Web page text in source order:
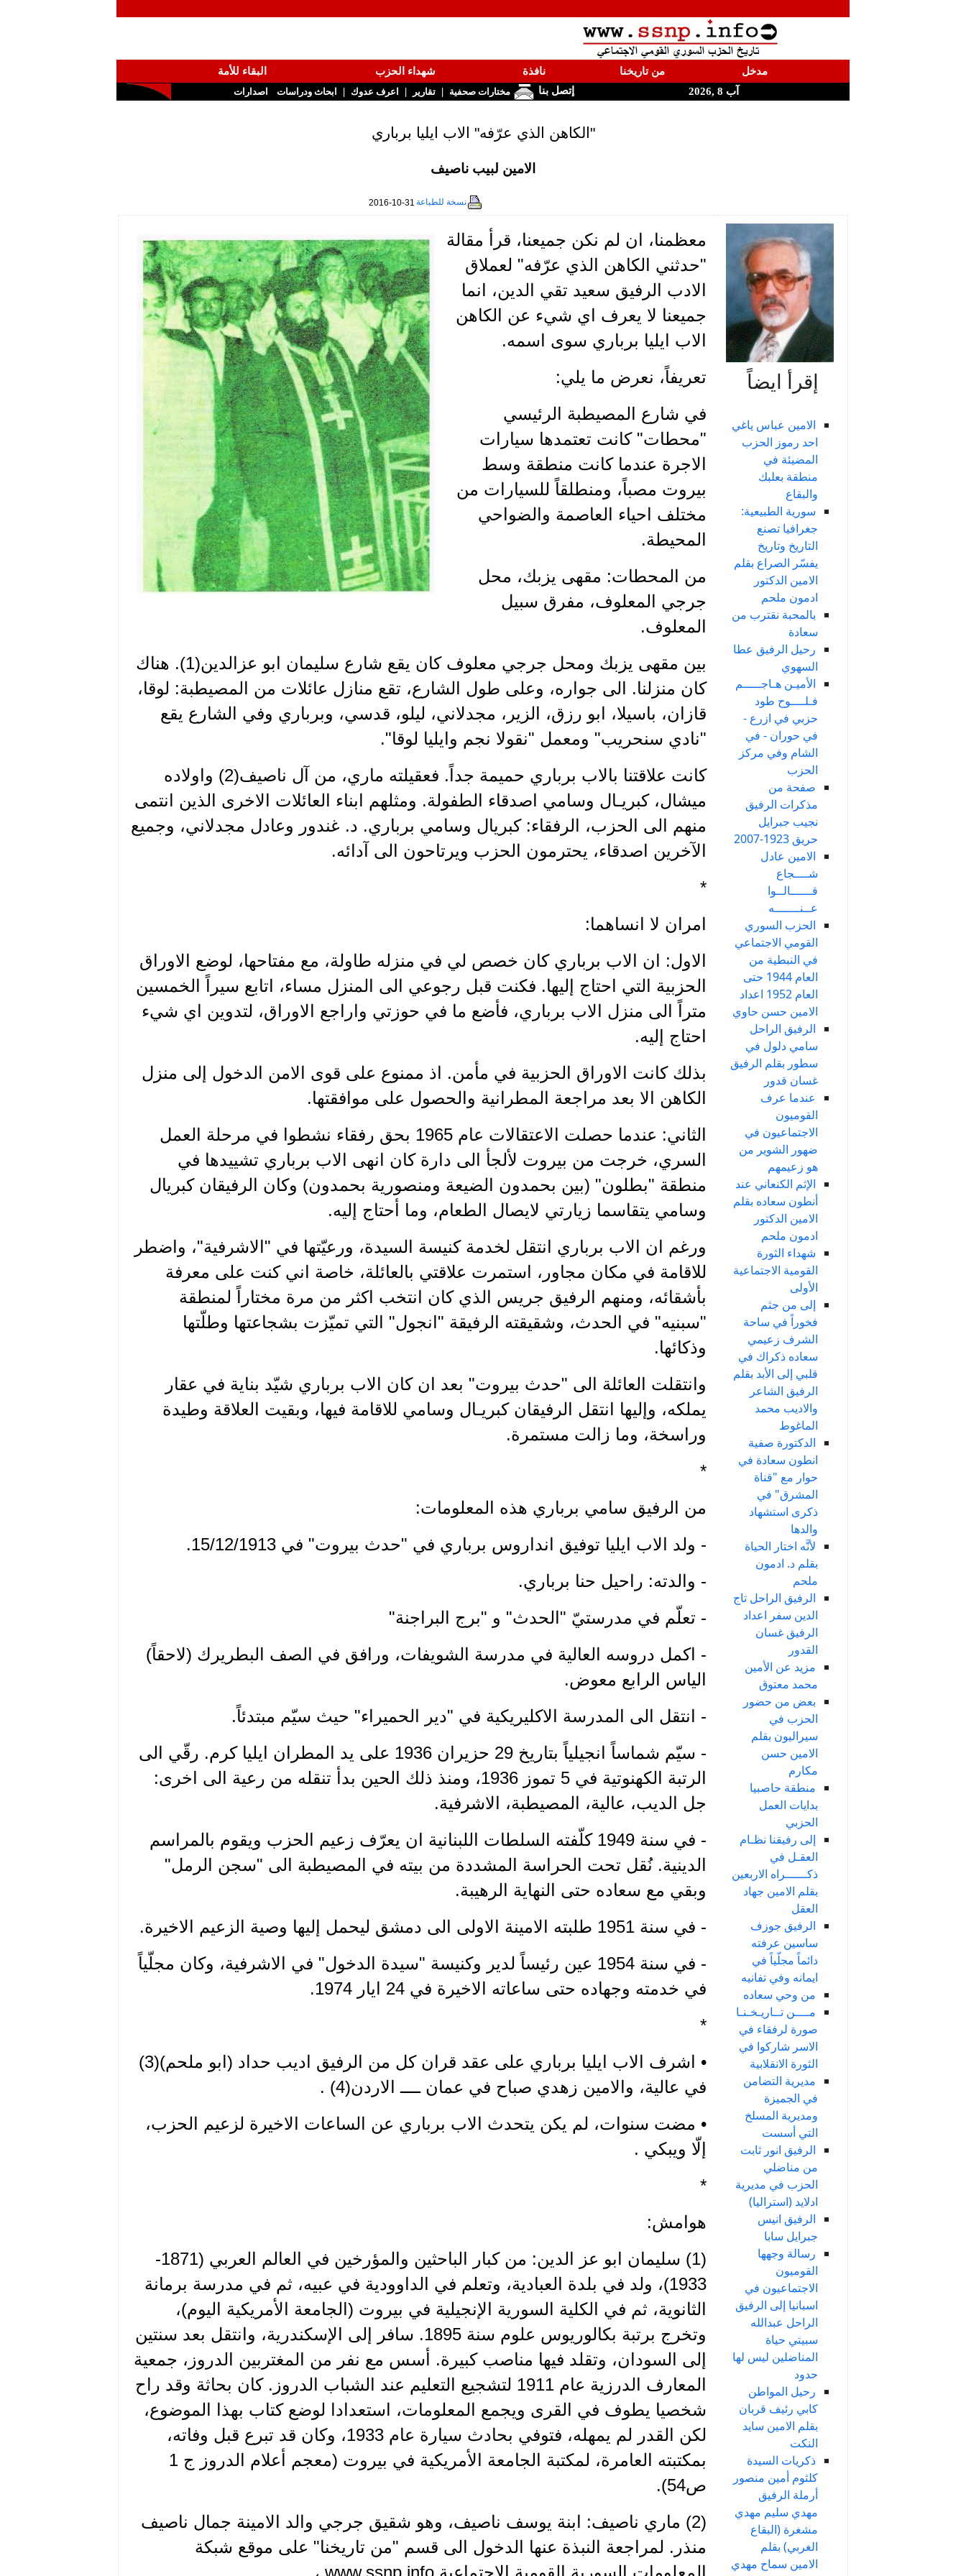
مدخل من تاريخنا نافذة شهداء الحزب
البقاء للأمة
آب 8 ,2026
إتصل بنا مختارات صحفية | تقارير | اعرف عدوك | ابحاث ودراسات اصدارات
"الكاهن الذي عرّفه" الاب ايليا برباري
الامين لبيب ناصيف
نسخة للطباعة 2016-10-31
إقرأ ايضاً
الامين عباس ياغي
احد رموز الحزب
المضيئة في
منطقة بعلبك
والبقاع
سورية الطبيعية:
جغرافيا تصنع
التاريخ وتاريخ
يفسّر الصراع بقلم
الامين الدكتور
ادمون ملحم
بالمحبة نقترب من
سعادة
رحيل الرفيق عطا
السهوي
الأميـن هـاجـــــم
فـلــــوح طود
حزبي في ازرع -
في حوران - في
الشام وفي مركز
الحزب
صفحة من
مذكرات الرفيق
نجيب جبرايل
حريق 1923-2007
الامين عادل
شــــجاع
قــــــالــوا
عــنـــــــه
الحزب السوري
القومي الاجتماعي
في النبطية من
العام 1944 حتى
العام 1952 اعداد
الامين حسن حاوي
الرفيق الراحل
سامي دلول في
سطور بقلم الرفيق
غسان قدور
عندما عرف
القوميون
الاجتماعيون في
ضهور الشوير من
هو زعيمهم
الإثم الكنعاني عند
أنطون سعاده بقلم
الامين الدكتور
ادمون ملحم
شهداء الثورة
القومية الاجتماعية
الأولى
إلى من جثم
فخوراً في ساحة
الشرف زعيمي
سعاده ذكراك في
قلبي إلى الأبد بقلم
الرفيق الشاعر
والاديب محمد
الماغوط
الدكتورة صفية
انطون سعادة في
حوار مع "قناة
المشرق" في
ذكرى استشهاد
والدها
لأنَّه اختار الحياة
بقلم د. ادمون
ملحم
الرفيق الراحل تاج
الدين سفر اعداد
الرفيق غسان
القدور
مزيد عن الأمين
محمد معتوق
بعض من حضور
الحزب في
سيراليون بقلم
الامين حسن
مكارم
منطقة حاصبيا
بدايات العمل
الحزبي
إلى رفيقنا نظـام
العقـل في
ذكــــــراه الاربعين
بقلم الامين جهاد
العقل
الرفيق جوزف
ساسين عرفته
دائماً مجلّياً في
ايمانه وفي تفانيه
من وحي سعاده
مــــن تــاريـخـنـا
صورة لرفقاء في
الاسر شاركوا في
الثورة الانقلابية
مديرية التضامن
في الجميزة
ومديرية المسلخ
التي أسست
الرفيق انور ثابت
من مناضلي
الحزب في مديرية
ادلايد (استراليا)
الرفيق انيس
جبرايل سابا
رسالة وجهها
القوميون
الاجتماعيون في
اسبانيا إلى الرفيق
الراحل عبدالله
سبيتي حياة
المناضلين ليس لها
حدود
رحيل المواطن
كابي رئيف قربان
بقلم الامين سايد
النكت
ذكريات السيدة
كلثوم أمين منصور
أرملة الرفيق
مهدي سليم مهدي
مشغرة (البقاع
الغربي) بقلم
الامين سماح مهدي
معظمنا، ان لم نكن جميعنا، قرأ مقالة
"حدثني الكاهن الذي عرّفه" لعملاق
الادب الرفيق سعيد تقي الدين، انما
جميعنا لا يعرف اي شيء عن الكاهن
الاب ايليا برباري سوى اسمه.
تعريفاً، نعرض ما يلي:
في شارع المصيطبة الرئيسي
"محطات" كانت تعتمدها سيارات
الاجرة عندما كانت منطقة وسط
بيروت مصباً، ومنطلقاً للسيارات من
مختلف احياء العاصمة والضواحي
المحيطة.
من المحطات: مقهى يزبك، محل
جرجي المعلوف، مفرق سبيل
المعلوف.
بين مقهى يزبك ومحل جرجي معلوف كان يقع شارع سليمان ابو عزالدين(1). هناك
كان منزلنا. الى جواره، وعلى طول الشارع، تقع منازل عائلات من المصيطبة: لوقا،
قازان، باسيلا، ابو رزق، الزير، مجدلاني، ليلو، قدسي، وبرباري وفي الشارع يقع
"نادي سنحريب" ومعمل "نقولا نجم وايليا لوقا".
كانت علاقتنا بالاب برباري حميمة جداً. فعقيلته ماري، من آل ناصيف(2) واولاده
ميشال، كبريـال وسامي اصدقاء الطفولة. ومثلهم ابناء العائلات الاخرى الذين انتمى
منهم الى الحزب، الرفقاء: كبريال وسامي برباري. د. غندور وعادل مجدلاني، وجميع
الآخرين اصدقاء، يحترمون الحزب ويرتاحون الى آدائه.
*
امران لا انساهما:
الاول: ان الاب برباري كان خصص لي في منزله طاولة، مع مفتاحها، لوضع الاوراق
الحزبية التي احتاج إليها. فكنت قبل رجوعي الى المنزل مساء، اتابع سيراً الخمسين
متراً الى منزل الاب برباري، فأضع ما في حوزتي واراجع الاوراق، لتدوين اي شيء
احتاج إليه.
بذلك كانت الاوراق الحزبية في مأمن. اذ ممنوع على قوى الامن الدخول إلى منزل
الكاهن الا بعد مراجعة المطرانية والحصول على موافقتها.
الثاني: عندما حصلت الاعتقالات عام 1965 بحق رفقاء نشطوا في مرحلة العمل
السري، خرجت من بيروت لألجأ الى دارة كان انهى الاب برباري تشييدها في
منطقة "بطلون" (بين بحمدون الضيعة ومنصورية بحمدون) وكان الرفيقان كبريال
وسامي يتقاسما زيارتي لايصال الطعام، وما أحتاج إليه.
ورغم ان الاب برباري انتقل لخدمة كنيسة السيدة، ورعيّتها في "الاشرفية"، واضطر
للاقامة في مكان مجاور، استمرت علاقتي بالعائلة، خاصة اني كنت على معرفة
بأشقائه، ومنهم الرفيق جريس الذي كان انتخب اكثر من مرة مختاراً لمنطقة
"سبنيه" في الحدث، وشقيقته الرفيقة "انجول" التي تميّزت بشجاعتها وطلّتها
وذكائها.
وانتقلت العائلة الى "حدث بيروت" بعد ان كان الاب برباري شيّد بناية في عقار
يملكه، وإليها انتقل الرفيقان كبريـال وسامي للاقامة فيها، وبقيت العلاقة وطيدة
وراسخة، وما زالت مستمرة.
*
من الرفيق سامي برباري هذه المعلومات:
- ولد الاب ايليا توفيق انداروس برباري في "حدث بيروت" في 15/12/1913.
- والدته: راحيل حنا برباري.
- تعلّم في مدرستيّ "الحدث" و "برج البراجنة"
- اكمل دروسه العالية في مدرسة الشويفات، ورافق في الصف البطريرك (لاحقاً)
الياس الرابع معوض.
- انتقل الى المدرسة الاكليريكية في "دير الحميراء" حيث سيّم مبتدئاً.
- سيّم شماساً انجيلياً بتاريخ 29 حزيران 1936 على يد المطران ايليا كرم. رقّي الى
الرتبة الكهنوتية في 5 تموز 1936، ومنذ ذلك الحين بدأ تنقله من رعية الى اخرى:
جل الديب، عالية، المصيطبة، الاشرفية.
- في سنة 1949 كلّفته السلطات اللبنانية ان يعرّف زعيم الحزب ويقوم بالمراسم
الدينية. نُقل تحت الحراسة المشددة من بيته في المصيطبة الى "سجن الرمل"
وبقي مع سعاده حتى النهاية الرهيبة.
- في سنة 1951 طلبته الامينة الاولى الى دمشق ليحمل إليها وصية الزعيم الاخيرة.
- في سنة 1954 عين رئيساً لدير وكنيسة "سيدة الدخول" في الاشرفية، وكان مجلّياً
في خدمته وجهاده حتى ساعاته الاخيرة في 24 ايار 1974.
*
• اشرف الاب ايليا برباري على عقد قران كل من الرفيق اديب حداد (ابو ملحم)(3)
في عالية، والامين زهدي صباح في عمان ــــ الاردن(4) .
• مضت سنوات، لم يكن يتحدث الاب برباري عن الساعات الاخيرة لزعيم الحزب،
إلّا ويبكي .
*
هوامش:
(1) سليمان ابو عز الدين: من كبار الباحثين والمؤرخين في العالم العربي (1871-
1933)، ولد في بلدة العبادية، وتعلم في الداوودية في عبيه، ثم في مدرسة برمانة
الثانوية، ثم في الكلية السورية الإنجيلية في بيروت (الجامعة الأمريكية اليوم)،
وتخرج برتبة بكالوريوس علوم سنة 1895. سافر إلى الإسكندرية، وانتقل بعد سنتين
إلى السودان، وتقلد فيها مناصب كبيرة. أسس مع نفر من المغتربين الدروز، جمعية
المعارف الدرزية عام 1911 لتشجيع التعليم عند الشباب الدروز. كان بحاثة وقد راح
شخصيا يطوف في القرى ويجمع المعلومات، استعدادا لوضع كتاب بهذا الموضوع،
لكن القدر لم يمهله، فتوفي بحادث سيارة عام 1933، وكان قد تبرع قبل وفاته،
بمكتبته العامرة، لمكتبة الجامعة الأمريكية في بيروت (معجم أعلام الدروز ج 1
ص54).
(2) ماري ناصيف: ابنة يوسف ناصيف، وهو شقيق جرجي والد الامينة جمال ناصيف
منذر. لمراجعة النبذة عنها الدخول الى قسم "من تاريخنا" على موقع شبكة
المعلومات السورية القومية الاجتماعية www.ssnp.info ،